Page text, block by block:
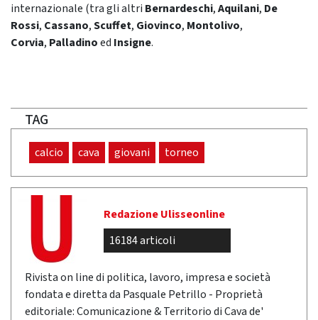
internazionale (tra gli altri Bernardeschi,Aquilani, De
Rossi, Cassano,Scuffet, Giovinco, Montolivo,
Corvia, Palladinoed Insigne.
TAG
calcio cava giovani torneo
Redazione Ulisseonline
16184 articoli
Rivista on line di politica, lavoro, impresa e società
fondata e diretta da Pasquale Petrillo - Proprietà
editoriale: Comunicazione & Territorio di Cava de'